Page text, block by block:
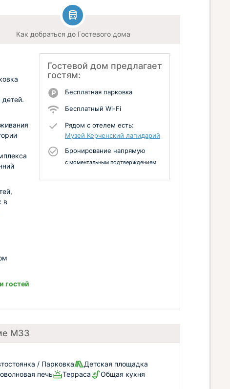
Как добраться до Гостевого дома
Гостевой дом предлагает
гостям:
Бесплатная парковка
Бесплатный Wi-Fi
Рядом с отелем есть:
Музей Керченский лапидарий
Бронирование напрямую
с моментальным подтверждением
в
гостей
М33
/ Парковка
Детская площадка
печь Терраса
Общая кухня